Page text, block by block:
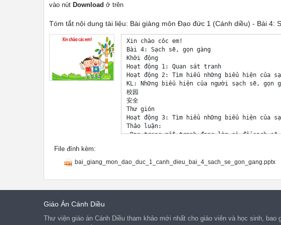
vào nút Download ở trên
Tóm tắt nội dung tài liệu: Bài giảng môn Đạo đức 1 (Cánh diều) - Bài 4:
Xin chào cỏc em!
Bài 4: Sạch sẽ, gọn gàng
Khởi động
Hoạt động 1: Quan sát tranh
Hoạt động 2: Tìm hiểu những biểu hiện của
KL: Những biểu hiện của người sạch sẽ,
校园
安全
Thư gión
Hoạt động 3: Tìm hiểu những biểu hiện của
Thảo luận:
-Bạn trong mỗi tranh đang làm gì để sạch
Nêu những việc làm để luôn sạch sẽ gọn gàng?
Tiết 2Luyện tập
File đính kèm:
bai_giang_mon_dao_duc_1_canh_dieu_bai_4_sach_se_gon_gang.pptx
Giáo Án Cánh Diều
Thư viện giáo án Cánh Diều tham khảo mới nhất cho giáo viên và học sinh, bao